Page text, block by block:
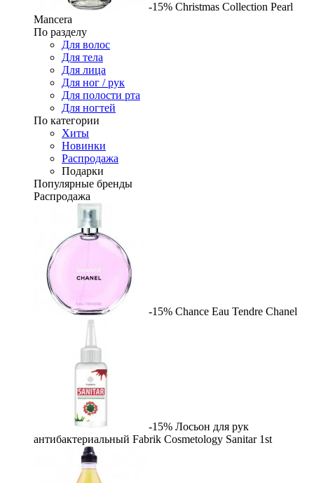
-15% Christmas Collection Pearl
Mancera
По разделу
Для волос
Для тела
Для лица
Для ног / рук
Для полости рта
Для ногтей
По категории
Хиты
Новинки
Распродажа
Подарки
Популярные бренды
Распродажа
-15% Chance Eau Tendre Chanel
-15% Лосьон для рук
антибактериальный Fabrik Cosmetology Sanitar 1st